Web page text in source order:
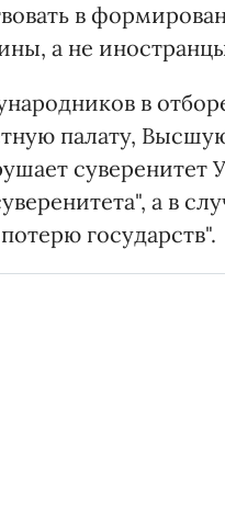
в
а не
в
палату,
суверенитет
а в
государств".